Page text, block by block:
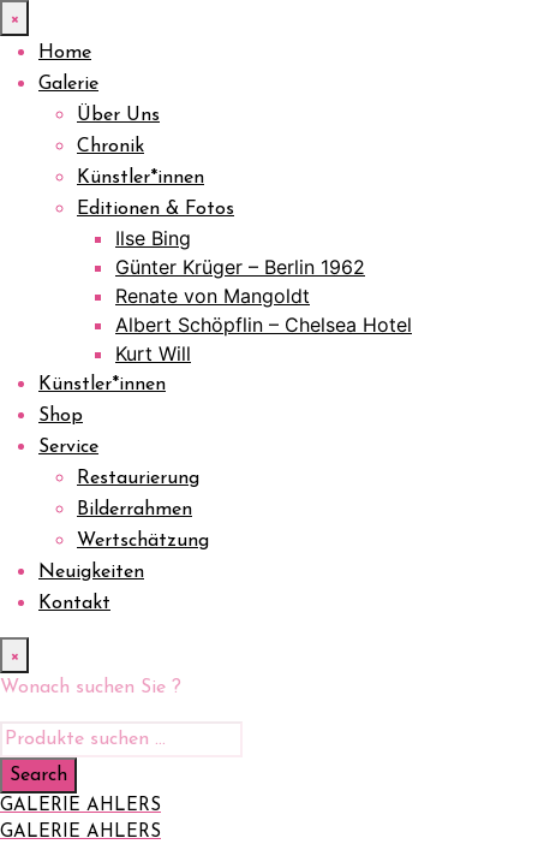
×
Home
Galerie
Über Uns
Chronik
Künstler*innen
Editionen & Fotos
Ilse Bing
Günter Krüger – Berlin 1962
Renate von Mangoldt
Albert Schöpflin – Chelsea Hotel
Kurt Will
Künstler*innen
Shop
Service
Restaurierung
Bilderrahmen
Wertschätzung
Neuigkeiten
Kontakt
×
Wonach suchen Sie ?
GALERIE AHLERS
GALERIE AHLERS